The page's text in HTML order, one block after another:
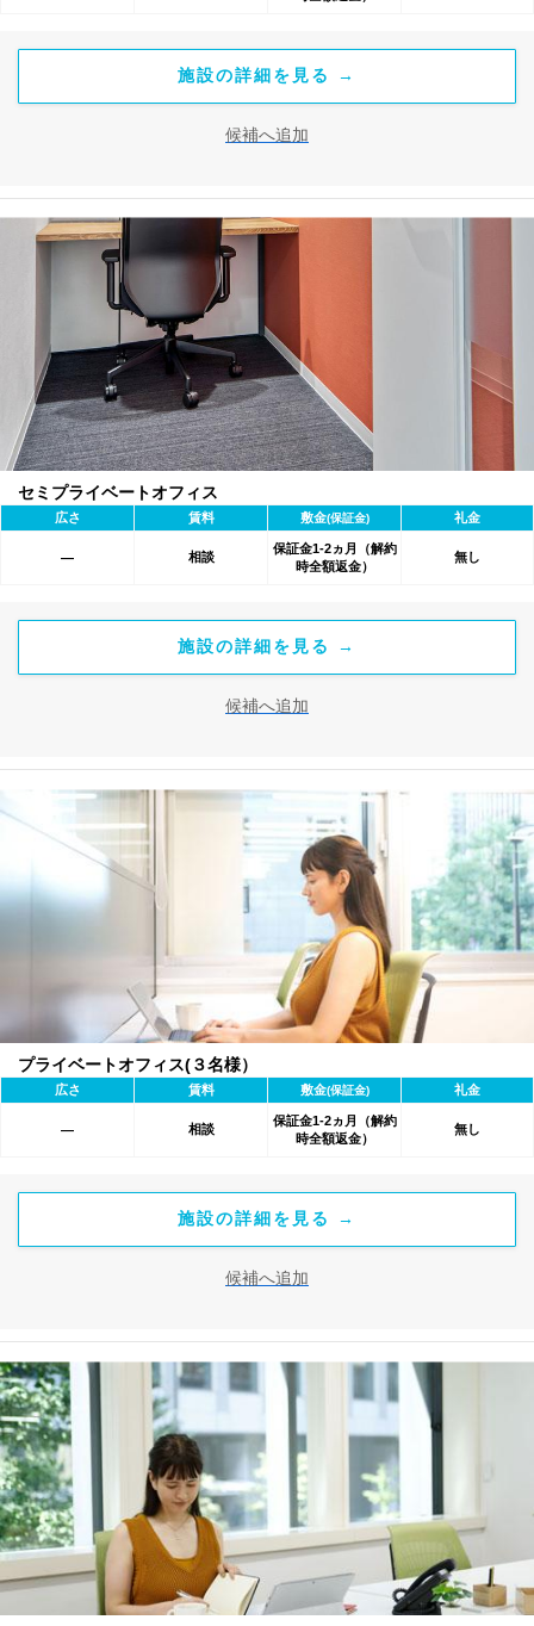
施設の詳細を見る →
候補へ追加
セミプライベートオフィス
広さ 賃料 敷金(保証金) 礼金
― 相談
保証金1-2ヵ月（解約
時全額返金）
無し
施設の詳細を見る →
候補へ追加
プライベートオフィス(３名様）
広さ 賃料 敷金(保証金) 礼金
― 相談
保証金1-2ヵ月（解約
時全額返金）
無し
施設の詳細を見る →
候補へ追加